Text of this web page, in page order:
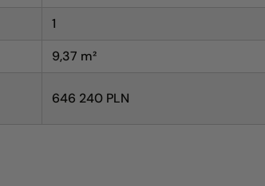
1
9,37 m²
646 240 PLN